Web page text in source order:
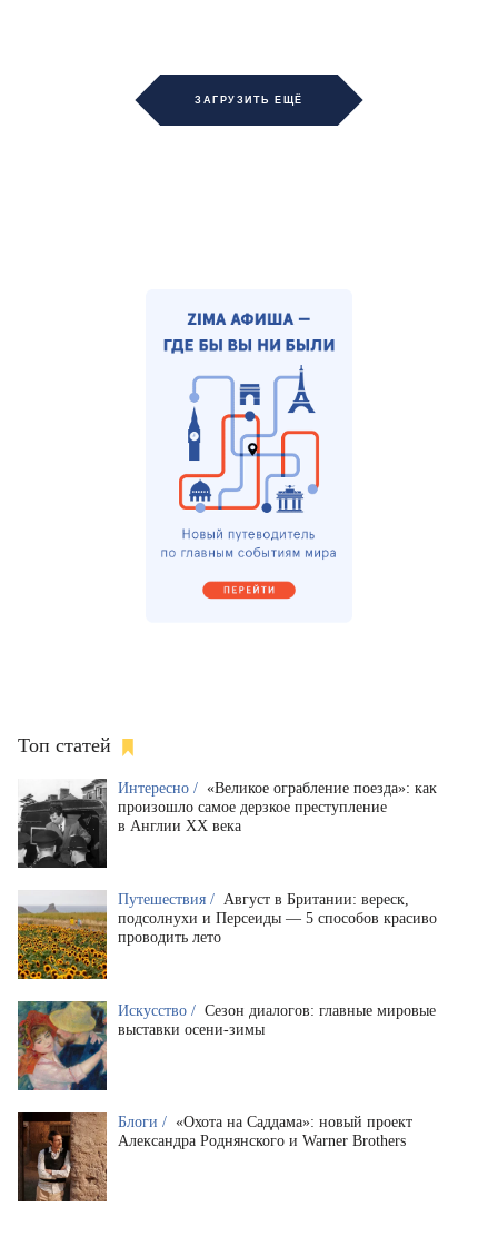
ЗАГРУЗИТЬ ЕЩЁ
Топ статей
Интересно / «Великое ограбление поезда»: как
произошло самое дерзкое преступление
в Англии XX века
Путешествия / Август в Британии: вереск,
подсолнухи и Персеиды — 5 способов красиво
проводить лето
Искусство / Сезон диалогов: главные мировые
выставки осени-зимы
Блоги / «Охота на Саддама»: новый проект
Александра Роднянского и Warner Brothers